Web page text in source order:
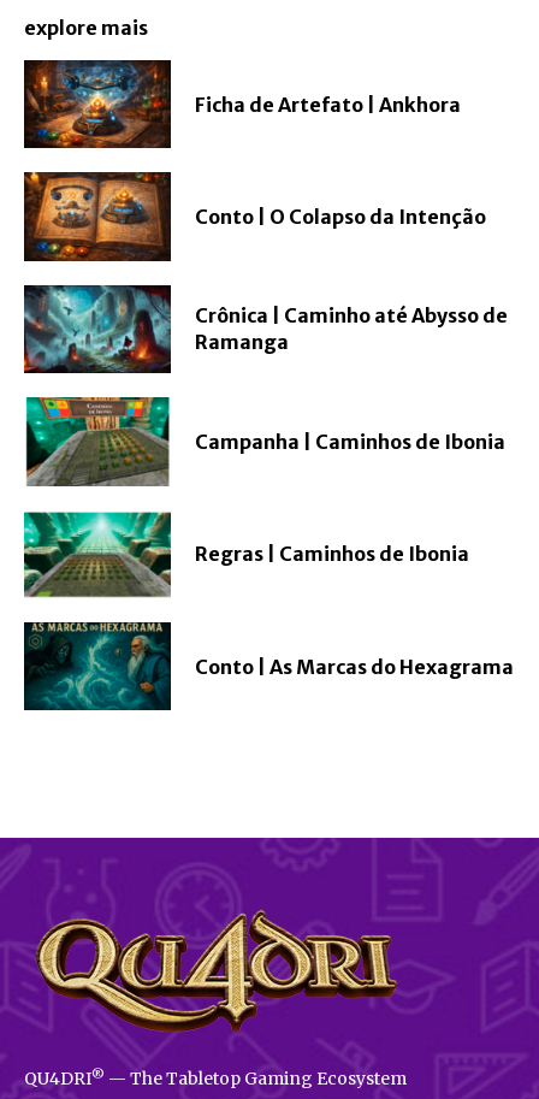
explore mais
Ficha de Artefato | Ankhora
Conto | O Colapso da Intenção
Crônica | Caminho até Abysso de
Ramanga
Campanha | Caminhos de Ibonia
Regras | Caminhos de Ibonia
Conto | As Marcas do Hexagrama
QU4DRI® — The Tabletop Gaming Ecosystem